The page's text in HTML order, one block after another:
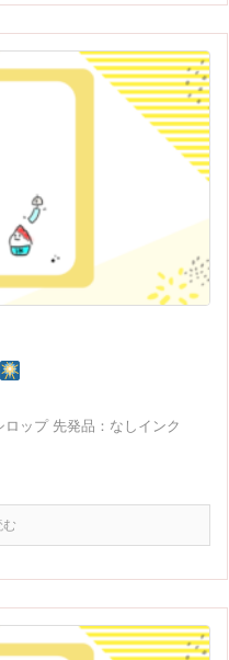
ップ 先発品：なしインク